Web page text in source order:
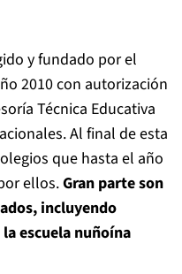
y fundado por el
2010 con autorización
Técnica Educativa
Al final de esta
que hasta el año
ellos.Gran parte son
incluyendo
escuela nuñoína